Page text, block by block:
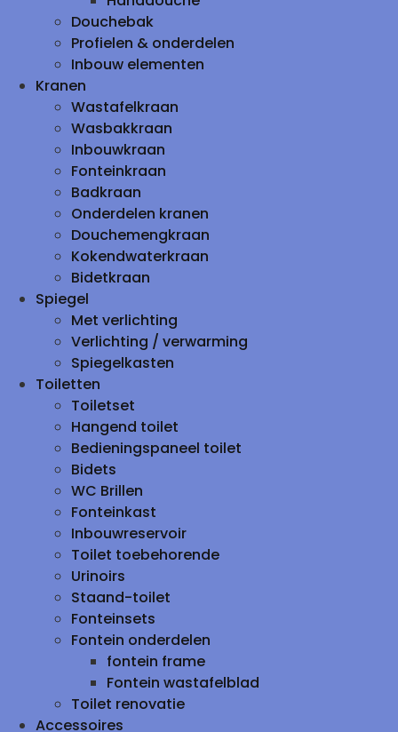
Douchebak
Profielen & onderdelen
Inbouw elementen
Kranen
Wastafelkraan
Wasbakkraan
Inbouwkraan
Fonteinkraan
Badkraan
Onderdelen kranen
Douchemengkraan
Kokendwaterkraan
Bidetkraan
Spiegel
Met verlichting
Verlichting / verwarming
Spiegelkasten
Toiletten
Toiletset
Hangend toilet
Bedieningspaneel toilet
Bidets
WC Brillen
Fonteinkast
Inbouwreservoir
Toilet toebehorende
Urinoirs
Staand-toilet
Fonteinsets
Fontein onderdelen
fontein frame
Fontein wastafelblad
Toilet renovatie
Accessoires